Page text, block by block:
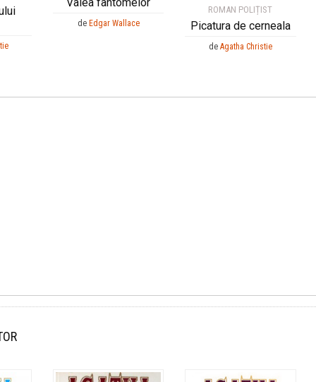
de Edgar Wallace
ROMAN POLIȚIST
Picatura de cerneala
de Agatha Christie